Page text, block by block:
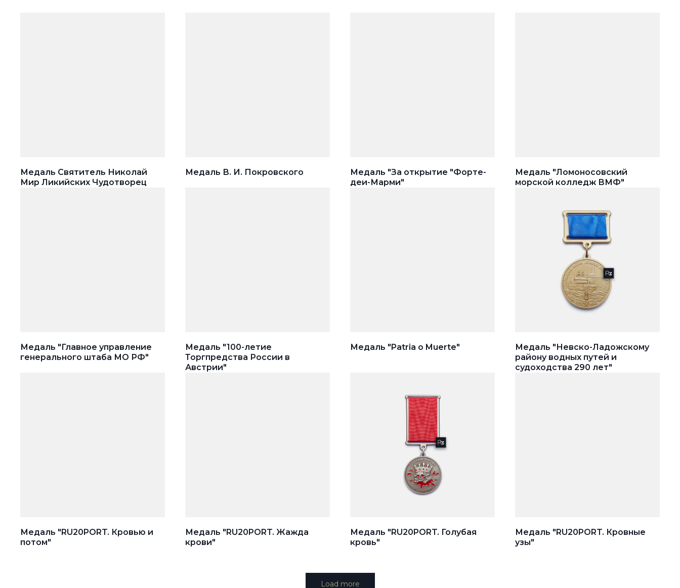
Медаль Святитель Николай
Мир Ликийских Чудотворец
Медаль В. И. Покровского
Медаль "За открытие "Форте-
деи-Марми"
Медаль "Ломоносовский
морской колледж ВМФ"
Медаль "Главное управление
генерального штаба МО РФ"
Медаль "100-летие
Торгпредства России в
Австрии"
Медаль "Patria o Muerte"
Медаль "Невско-Ладожскому
району водных путей и
судоходства 290 лет"
Медаль "RU20PORT. Кровью и
потом"
Медаль "RU20PORT. Жажда
крови"
Медаль "RU20PORT. Голубая
кровь"
Медаль "RU20PORT. Кровные
узы"
Load more